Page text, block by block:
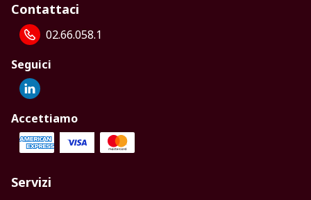
Contattaci
02.66.058.1
Seguici
Accettiamo
Servizi